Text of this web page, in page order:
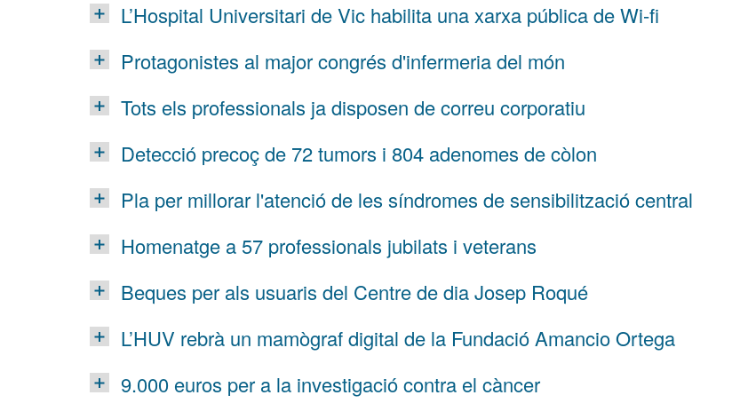
L’Hospital Universitari de Vic habilita una xarxa pública de Wi-fi
Protagonistes al major congrés d'infermeria del món
Tots els professionals ja disposen de correu corporatiu
Detecció precoç de 72 tumors i 804 adenomes de còlon
Pla per millorar l'atenció de les síndromes de sensibilització central
Homenatge a 57 professionals jubilats i veterans
Beques per als usuaris del Centre de dia Josep Roqué
L’HUV rebrà un mamògraf digital de la Fundació Amancio Ortega
9.000 euros per a la investigació contra el càncer